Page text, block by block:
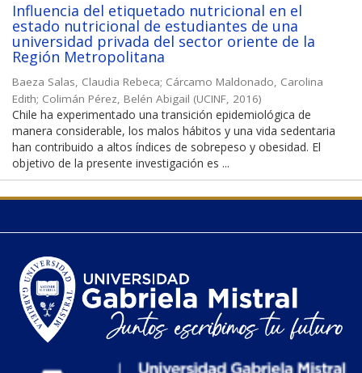
Influencia del etiquetado nutricional en el
estado nutricional de estudiantes de una
universidad privada del sector oriente de la
Región Metropolitana
Baeza Salas, Claudia Rebeca; Cárcamo Maldonado, Carolina
Edith; Colimán Pérez, Belén Abigail (UCINF, 2016)
Chile ha experimentado una transición epidemiológica de
manera considerable, los malos hábitos y una vida sedentaria
han contribuido a altos índices de sobrepeso y obesidad. El
objetivo de la presente investigación es ...